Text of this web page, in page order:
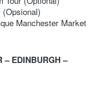
Manchester Market
– EDINBURGH –